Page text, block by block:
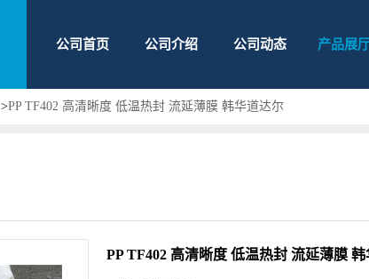
公司首页 公司介绍 公司动态 产品展
>PP TF402 高清晰度 低温热封 流延薄膜 韩华道达尔
PP TF402 高清晰度 低温热封 流延薄膜